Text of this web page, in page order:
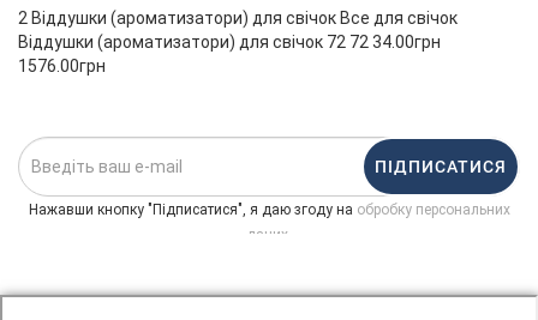
2 Віддушки (ароматизатори) для свічок Все для свічок
Віддушки (ароматизатори) для свічок 72 72 34.00грн
1576.00грн
ПІДПИСАТИСЯ
Нажавши кнопку "Підписатися", я даю згоду на обробку персональних
даних